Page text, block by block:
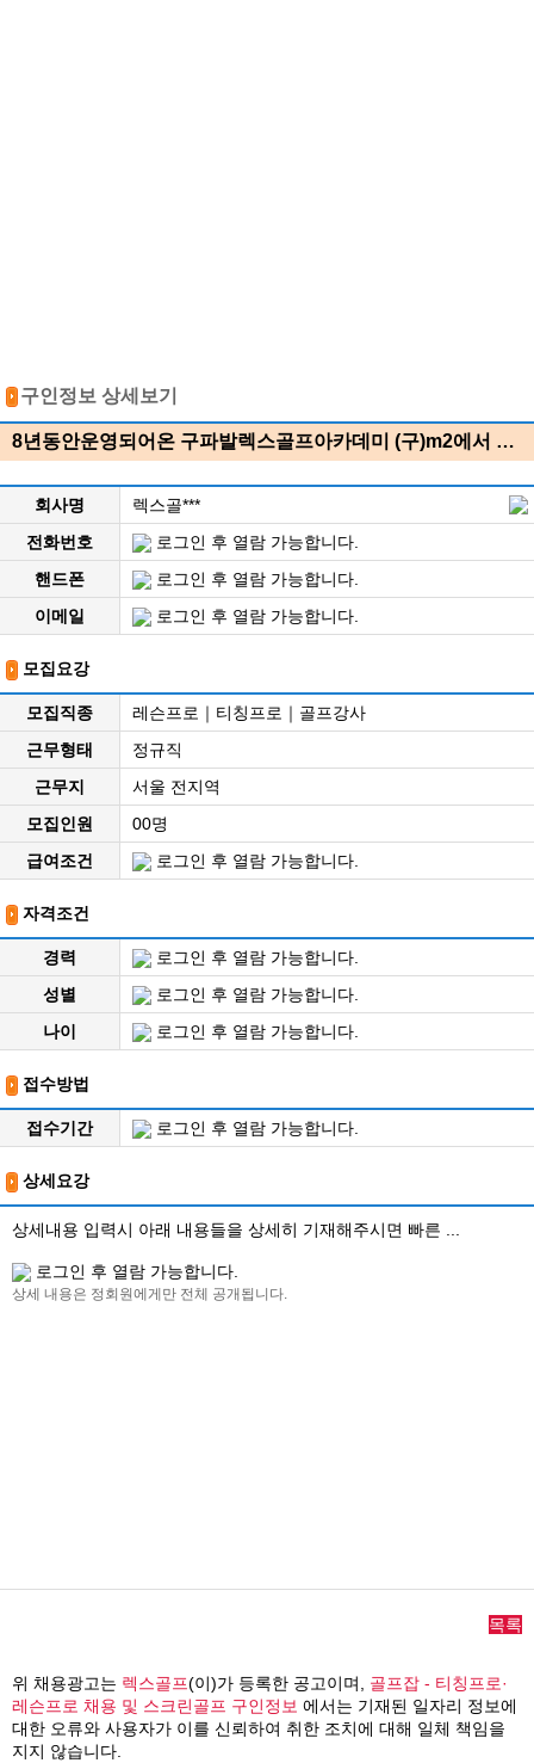
구인정보 상세보기
8년동안운영되어온 구파발렉스골프아카데미 (구)m2에서 …
회사명
렉스골***
전화번호
로그인 후 열람 가능합니다.
핸드폰
로그인 후 열람 가능합니다.
이메일
로그인 후 열람 가능합니다.
모집요강
모집직종
레슨프로｜티칭프로｜골프강사
근무형태
정규직
근무지
서울 전지역
모집인원
00명
급여조건
로그인 후 열람 가능합니다.
자격조건
경력
로그인 후 열람 가능합니다.
성별
로그인 후 열람 가능합니다.
나이
로그인 후 열람 가능합니다.
접수방법
접수기간 로그인 후 열람 가능합니다.
상세요강
상세내용 입력시 아래 내용들을 상세히 기재해주시면 빠른 ...
로그인 후 열람 가능합니다.
상세 내용은 정회원에게만 전체 공개됩니다.
목록
위 채용광고는 렉스골프(이)가 등록한 공고이며, 골프잡 - 티칭프로·
레슨프로 채용 및 스크린골프 구인정보 에서는 기재된 일자리 정보에
대한 오류와 사용자가 이를 신뢰하여 취한 조치에 대해 일체 책임을
지지 않습니다.